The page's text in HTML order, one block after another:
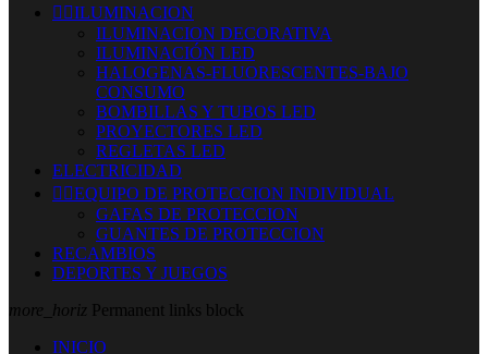
 ILUMINACION
ILUMINACION DECORATIVA
ILUMINACIÓN LED
HALOGENAS-FLUORESCENTES-BAJO
CONSUMO
BOMBILLAS Y TUBOS LED
PROYECTORES LED
REGLETAS LED
ELECTRICIDAD
 EQUIPO DE PROTECCION INDIVIDUAL
GAFAS DE PROTECCION
GUANTES DE PROTECCION
RECAMBIOS
DEPORTES Y JUEGOS
more_horiz Permanent links block
INICIO